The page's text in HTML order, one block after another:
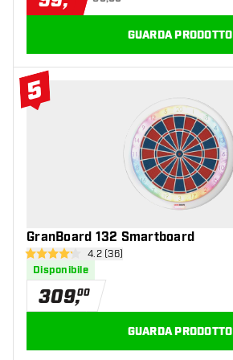
GUARDA PRODOTTO
5
#5 Top 10
GranBoard 132 Smartboard
apri pannello recensioni
4.2 stelle di valutazione
4.2 (36)
Disponibile
309,00
GUARDA PRODOTTO